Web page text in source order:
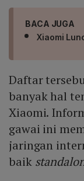
BACA JUGA
Xiaomi
Daftar
banyak hal
Xiaomi.
gawai ini
jaringan
baik